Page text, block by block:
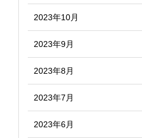
2023年10月
2023年9月
2023年8月
2023年7月
2023年6月